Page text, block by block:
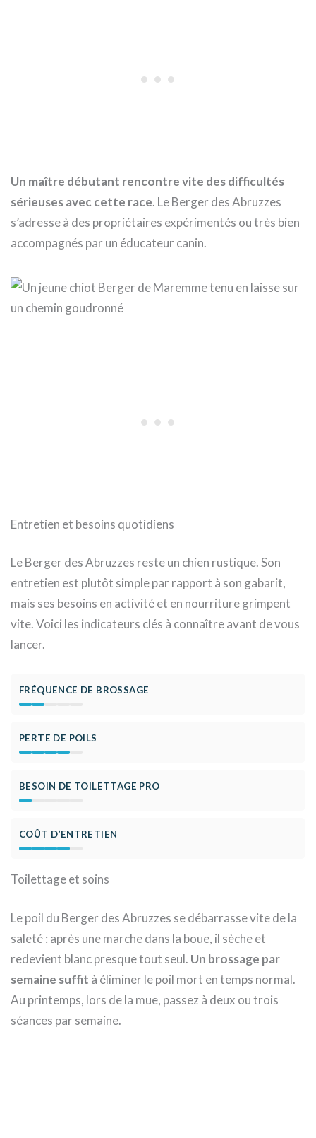
Un maître débutant rencontre vite des difficultés
sérieuses avec cette race. Le Berger des Abruzzes
s’adresse à des propriétaires expérimentés ou très bien
accompagnés par un éducateur canin.
Entretien et besoins quotidiens
Le Berger des Abruzzes reste un chien rustique. Son
entretien est plutôt simple par rapport à son gabarit,
mais ses besoins en activité et en nourriture grimpent
vite. Voici les indicateurs clés à connaître avant de vous
lancer.
FRÉQUENCE DE BROSSAGE
PERTE DE POILS
BESOIN DE TOILETTAGE PRO
COÛT D’ENTRETIEN
Toilettage et soins
Le poil du Berger des Abruzzes se débarrasse vite de la
saleté : après une marche dans la boue, il sèche et
redevient blanc presque tout seul. Un brossage par
semaine suffit à éliminer le poil mort en temps normal.
Au printemps, lors de la mue, passez à deux ou trois
séances par semaine.